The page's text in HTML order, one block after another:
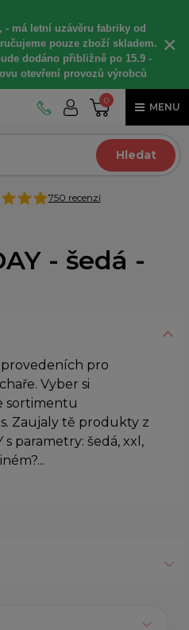
- má letní uzávěru fabriky od
pouze zboží skladem.
dodáno přibližně po 15.9 -
otevření provozů výrobců
×
0
MENU
Hledat
750 recenzí
- šedá -
provedeních pro
Vyber si
sortimentu
Zaujaly tě produkty z
s parametry: šedá, xxl,